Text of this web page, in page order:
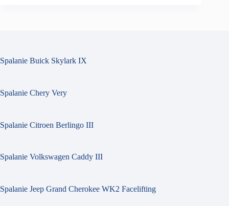
Spalanie Buick Skylark IX
Spalanie Chery Very
Spalanie Citroen Berlingo III
Spalanie Volkswagen Caddy III
Spalanie Jeep Grand Cherokee WK2 Facelifting